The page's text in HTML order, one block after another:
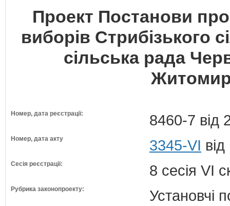
Проект Постанови
виборів Стрибізького
сільська рада
Номер, дата реєстрації: 8460-7 від
Номер, дата акту 3345-VI
Сесія реєстрації: 8 сесія VI
Рубрика законопроекту: Установчі